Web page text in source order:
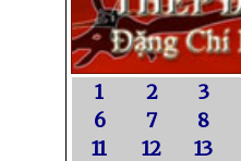
1 2 3
6
7 8
11
12 13